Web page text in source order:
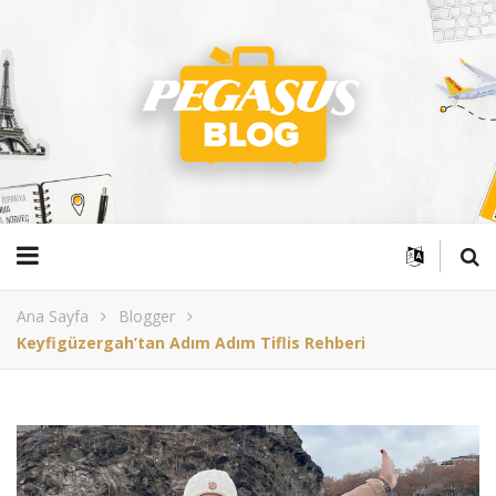
Ana Sayfa
Blogger
Keyfigüzergah’tan Adım Adım Tiflis Rehberi